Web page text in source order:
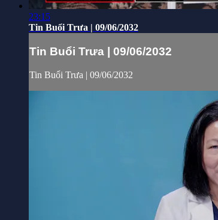
23:15
Tin Buổi Trưa | 09/06/2032
Tin Buổi Trưa | 09/06/2032
Tin Buổi Trưa | 09/06/2032